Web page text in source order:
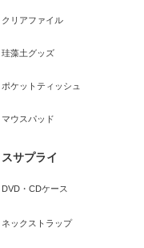
クリアファイル
珪藻土グッズ
ポケットティッシュ
マウスパッド
サプライ
DVD・CDケース
ネックストラップ